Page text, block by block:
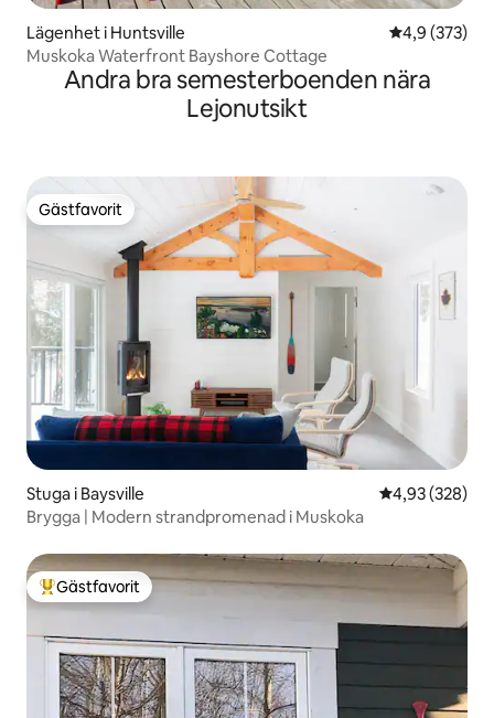
Lägenhet i Huntsville 4,9 av 5 i
4,9 (373)
Muskoka Waterfront Bayshore Cottage
Andra bra semesterboenden nära
Lejonutsikt
Gästfavorit
Gästfavorit
Stuga i Baysville 4,93 av 5 i
4,93 (328)
Brygga | Modern strandpromenad i Muskoka
Populär gästfavorit
Gästfavorit